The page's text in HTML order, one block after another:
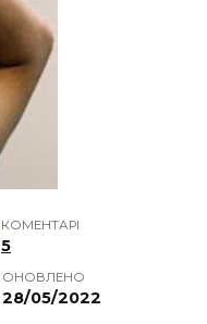
КОМЕНТАРІ
5
ОНОВЛЕНО
28/05/2022